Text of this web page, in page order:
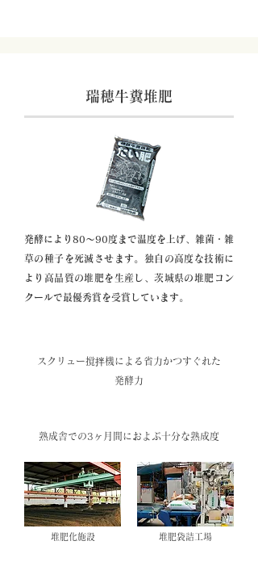
瑞穂牛糞堆肥
発酵により80～90度まで温度を上げ、雑菌・雑
草の種子を死滅させます。独自の高度な技術に
より高品質の堆肥を生産し、茨城県の堆肥コン
クールで最優秀賞を受賞しています。
スクリュー撹拌機による省力かつすぐれた
発酵力
熟成舎での3ヶ月間におよぶ十分な熟成度
堆肥化施設 堆肥袋詰工場